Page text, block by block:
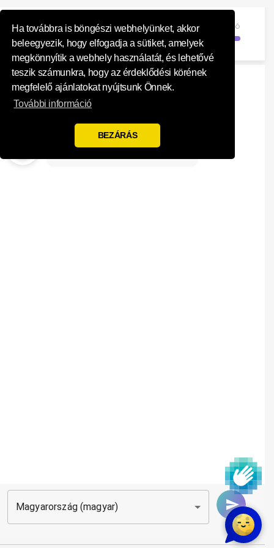
Ha továbbra is böngészi webhelyünket, akkor
beleegyezik, hogy elfogadja a sütiket, amelyek
megkönnyítik a webhely használatát, és lehetővé
teszik számunkra, hogy az érdeklődési körének
megfelelő ajánlatokat nyújtsunk Önnek.
További információ
BEZÁRÁS
Influence Your
Regisztráció
Mielőtt elkezdené, tudassa
Magyarország (magyar)